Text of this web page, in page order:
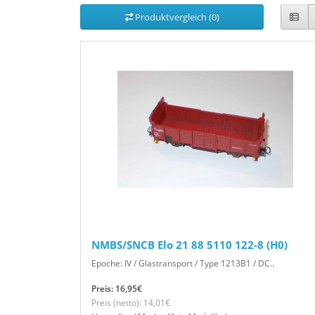
Produktvergleich (0)
NMBS/SNCB Elo 21 88 5110 122-8 (H0)
Epoche: IV / Glastransport / Type 1213B1 / DC..
Preis: 16,95€
Preis (netto): 14,01€